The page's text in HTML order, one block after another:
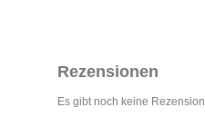
Rezensionen
Es gibt noch keine